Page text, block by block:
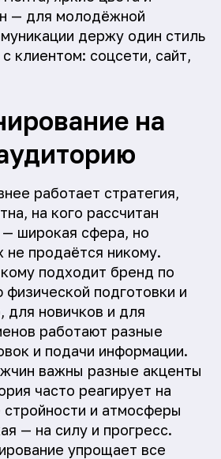
— для молодёжной
держу один стиль
клиентом: соцсети, сайт,
на
работает стратегия,
на кого рассчитан
широкая сфера, но
не продаётся никому.
подходит бренд по
физической подготовки и
для новичков и для
работают разные
и подачи информации.
важны разные акценты
часто реагирует на
стройности и атмосферы
— на силу и прогресс.
упрощает все